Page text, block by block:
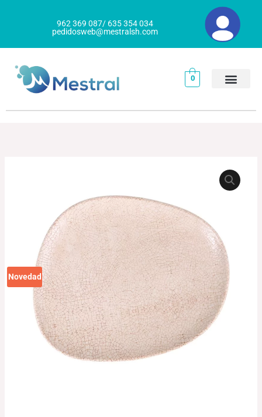
962 369 087/ 635 354 034
pedidosweb@mestralsh.com
0
Novedad
de
precios:
desde
119.09€
hasta
126.76€